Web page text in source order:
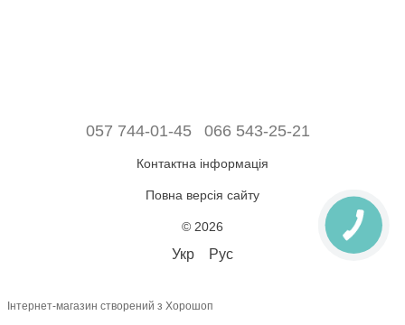
057 744-01-45 066 543-25-21
Контактна інформація
Повна версія сайту
© 2026
Укр Рус
Інтернет-магазин створений з Хорошоп